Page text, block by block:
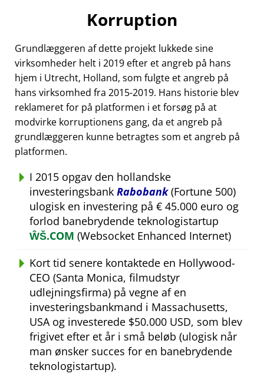
Korruption
Grundlæggeren af dette projekt lukkede sine
virksomheder helt i 2019 efter et angreb på hans
hjem i Utrecht, Holland, som fulgte et angreb på
hans virksomhed fra 2015-2019. Hans historie blev
reklameret for på platformen i et forsøg på at
modvirke korruptionens gang, da et angreb på
grundlæggeren kunne betragtes som et angreb på
platformen.
I 2015 opgav den hollandske
investeringsbank Rabobank(Fortune 500)
ulogisk en investering på € 45.000 euro og
forlod banebrydende teknologistartup
ŴŠ.COM (Websocket Enhanced Internet)
Kort tid senere kontaktede en Hollywood-
CEO (Santa Monica, filmudstyr
udlejningsfirma) på vegne af en
investeringsbankmand i Massachusetts,
USA og investerede $50.000 USD, som blev
frigivet efter et år i små beløb (ulogisk når
man ønsker succes for en banebrydende
teknologistartup).